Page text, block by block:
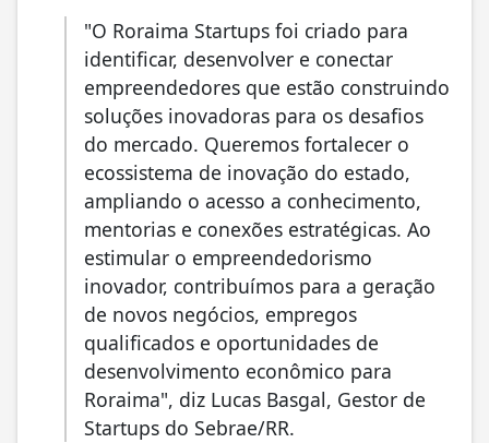
"O Roraima Startups foi criado para
identificar, desenvolver e conectar
empreendedores que estão construindo
soluções inovadoras para os desafios
do mercado. Queremos fortalecer o
ecossistema de inovação do estado,
ampliando o acesso a conhecimento,
mentorias e conexões estratégicas. Ao
estimular o empreendedorismo
inovador, contribuímos para a geração
de novos negócios, empregos
qualificados e oportunidades de
desenvolvimento econômico para
Roraima", diz Lucas Basgal, Gestor de
Startups do Sebrae/RR.